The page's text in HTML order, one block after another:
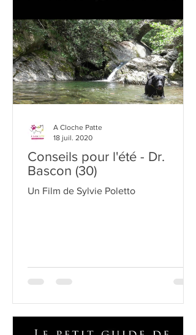
Conseils pour l'été - Dr.
Bascon (30)
Un Film de Sylvie Poletto
A Cloche Patte
18 juil. 2020